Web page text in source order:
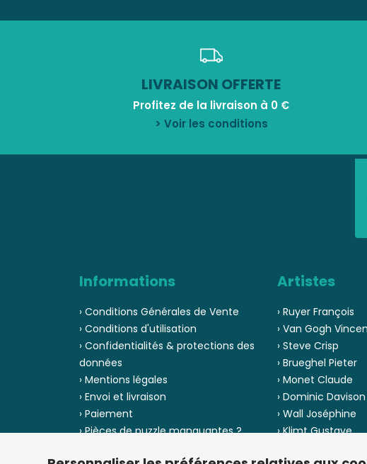
LIVRAISON OFFERTE
Profitez de la livraison à 0 €
> Voir les conditions
Informations
› Conditions Générales de Vente
› Conditions d'utilisation
› Confidentialités & protections des
données
› Mentions légales
› Envoi et livraison
› Paiement
› Pièces de puzzle manquantes ?
Artistes
› Ruyer François
› Van Gogh
› Steve Crisp
› Brueghel Pieter
› Monet Claude
› Dominic Davison
› Wall Joséphine
› Klimt Gustave